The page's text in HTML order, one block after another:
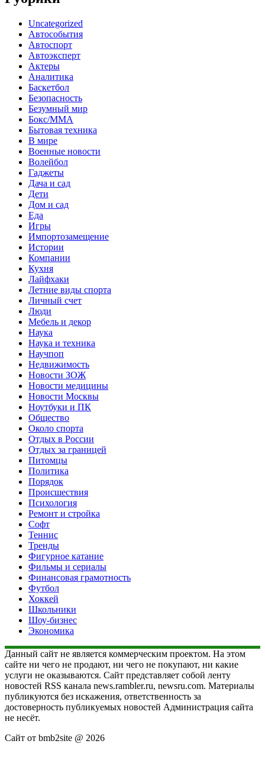
Uncategorized
Автособытия
Автоспорт
Автоэксперт
Актеры
Аналитика
Баскетбол
Безопасность
Безумный мир
Бокс/MMA
Бытовая техника
В мире
Военные новости
Волейбол
Гаджеты
Дача и сад
Дети
Дом и сад
Еда
Игры
Импортозамещение
Истории
Компании
Кухня
Лайфхаки
Летние виды спорта
Личный счет
Люди
Мебель и декор
Наука
Наука и техника
Научпоп
Недвижимость
Новости ЗОЖ
Новости медицины
Новости Москвы
Ноутбуки и ПК
Общество
Около спорта
Отдых в России
Отдых за границей
Питомцы
Политика
Порядок
Происшествия
Психология
Ремонт и стройка
Софт
Теннис
Тренды
Фигурное катание
Фильмы и сериалы
Финансовая грамотность
Футбол
Хоккей
Школьники
Шоу-бизнес
Экономика
Данный сайт не является коммерческим проектом. На этом
сайте ни чего не продают, ни чего не покупают, ни какие
услуги не оказываются. Сайт представляет собой ленту
новостей RSS канала news.rambler.ru, newsru.com. Материалы
публикуются без искажения, ответственность за
достоверность публикуемых новостей Администрация сайта
не несёт.
Сайт от bmb2site @ 2026